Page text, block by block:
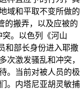
域和平取不变所做的
的搬弄，以及应被的
。以色列《河山
和部长身份进入耶撒
次激发骚乱和冲突，
。当前对被人员的极
。内塔尼亚胡灵敏捕